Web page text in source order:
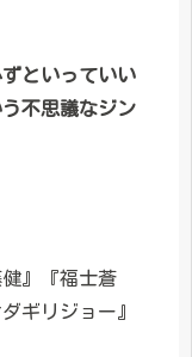
といっていい
不思議なジン
』『福士蒼
ギリジョー』